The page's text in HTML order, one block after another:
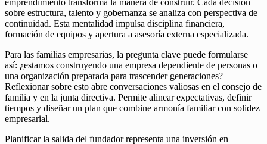
sobre estructura, talento y gobernanza se analiza con perspectiva de
continuidad. Esta mentalidad impulsa disciplina financiera,
formación de equipos y apertura a asesoría externa especializada.
Para las familias empresarias, la pregunta clave puede formularse
así: ¿estamos construyendo una empresa dependiente de personas o
una organización preparada para trascender generaciones?
Reflexionar sobre esto abre conversaciones valiosas en el consejo de
familia y en la junta directiva. Permite alinear expectativas, definir
tiempos y diseñar un plan que combine armonía familiar con solidez
empresarial.
Planificar la salida del fundador representa una inversión en